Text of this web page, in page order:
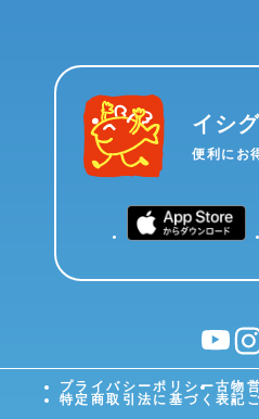
イシ
便利にお
YouTube
プライバシーポリシー古物
特定商取引法に基づく表記